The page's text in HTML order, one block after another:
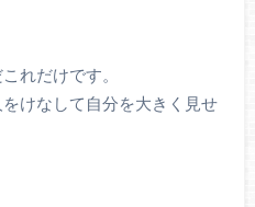
れだけです。
けなして自分を大きく見せ